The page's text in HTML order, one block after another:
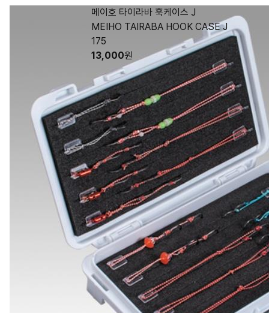
메이호 타이라바 훅케이스 J
MEIHO TAIRABA HOOK CASE J
175
13,000원